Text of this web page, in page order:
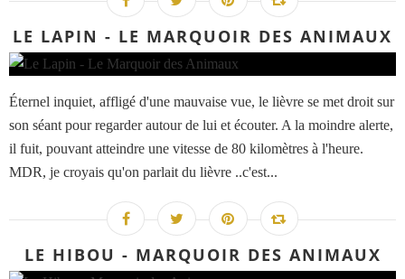
LE LAPIN - LE MARQUOIR DES ANIMAUX
Éternel inquiet, affligé d'une mauvaise vue, le lièvre se met droit sur
son séant pour regarder autour de lui et écouter. A la moindre alerte,
il fuit, pouvant atteindre une vitesse de 80 kilomètres à l'heure.
MDR, je croyais qu'on parlait du lièvre ..c'est...
LE HIBOU - MARQUOIR DES ANIMAUX